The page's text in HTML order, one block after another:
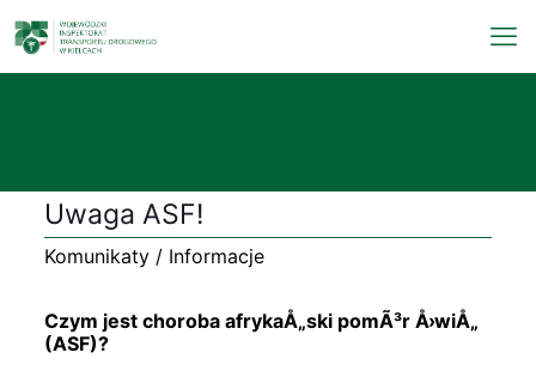
Uwaga ASF!
Komunikaty / Informacje
Czym jest choroba afrykaÅ„ski pomÃ³r Å›wiÅ„
(ASF)?